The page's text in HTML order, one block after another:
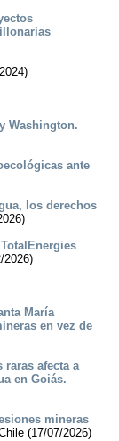
Washington.
ante
los derechos
2026)
María
en vez de
raras afecta a
en Goiás.
mineras
(17/07/2026)